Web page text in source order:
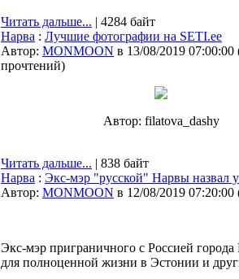
Читать дальше... | 4284 байт
Нарва : Лучшие фотографии на SETI.ee
Автор: MONMOON в 13/08/2019 07:00:00
прочтений)
Автор: filatova_dashy
Читать дальше... | 838 байт
Нарва : Экс-мэр "русской" Нарвы назвал
Автор: MONMOON в 12/08/2019 07:20:00
Экс-мэр приграничного с Россией
для полноценной жизни в Эстонии и